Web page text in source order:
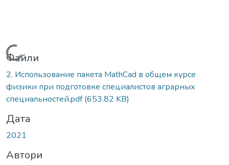
Вантажиться...
Файли
2. Использование пакета MathCad в общем курсе
физики при подготовке специалистов аграрных
специальностей.pdf(653.82 KB)
Дата
2021
Автори